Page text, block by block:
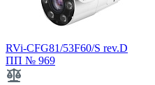
RVi-CFG81/53F60/S rev.D
ПП № 969